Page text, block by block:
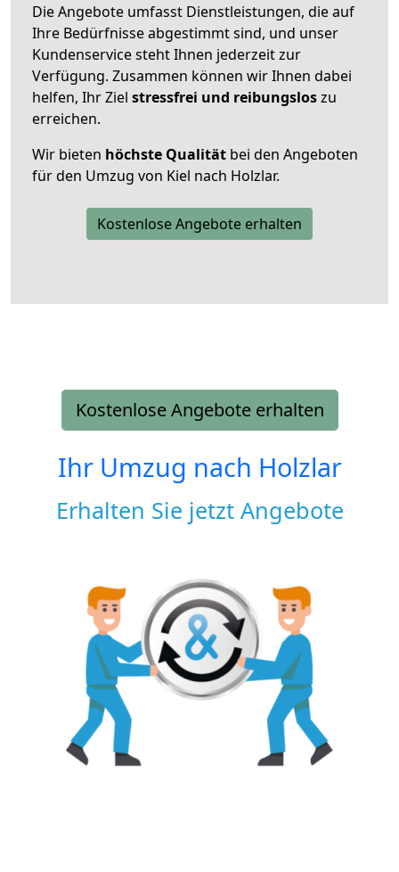
Die Angebote umfasst Dienstleistungen, die auf
Ihre Bedürfnisse abgestimmt sind, und unser
Kundenservice steht Ihnen jederzeit zur
Verfügung. Zusammen können wir Ihnen dabei
helfen, Ihr Ziel stressfrei und reibungsloszu
erreichen.
Wir bieten höchste Qualität bei den Angeboten
für den Umzug von Kiel nach Holzlar.
Kostenlose Angebote erhalten
Kostenlose Angebote erhalten
Ihr Umzug nach Holzlar
Erhalten Sie jetzt Angebote